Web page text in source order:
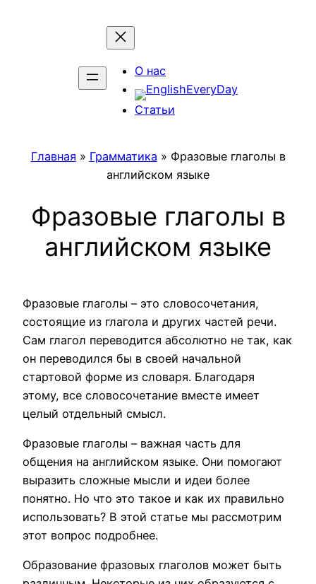
О нас
Статьи
Главная » Грамматика » Фразовые глаголы в
английском языке
Фразовые глаголы в
английском языке
Фразовые глаголы – это словосочетания,
состоящие из глагола и других частей речи.
Сам глагол переводится абсолютно не так, как
он переводился бы в своей начальной
стартовой форме из словаря. Благодаря
этому, все словосочетание вместе имеет
целый отдельный смысл.
Фразовые глаголы – важная часть для
общения на английском языке. Они помогают
выразить сложные мысли и идеи более
понятно. Но что это такое и как их правильно
использовать? В этой статье мы рассмотрим
этот вопрос подробнее.
Образование фразовых глаголов может быть